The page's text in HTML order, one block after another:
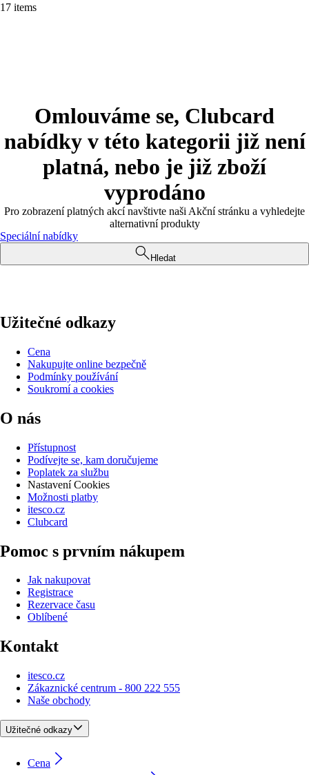
17 items
Omlouváme se, Clubcard
nabídky v této kategorii již není
platná, nebo je již zboží
vyprodáno
Pro zobrazení platných akcí navštivte naši Akční stránku a vyhledejte
alternativní produkty
Speciální nabídky
Hledat
Užitečné odkazy
Cena
Nakupujte online bezpečně
Podmínky používání
Soukromí a cookies
O nás
Přístupnost
Podívejte se, kam doručujeme
Poplatek za službu
Nastavení Cookies
Možnosti platby
itesco.cz
Clubcard
Pomoc s prvním nákupem
Jak nakupovat
Registrace
Rezervace času
Oblíbené
Kontakt
itesco.cz
Zákaznické centrum - 800 222 555
Naše obchody
Užitečné odkazy
Cena